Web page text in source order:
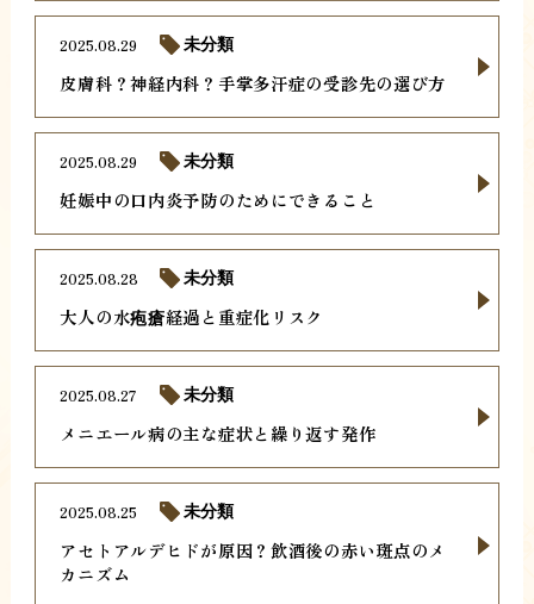
皮膚科？神経内科？手掌多汗症の受診先の選び方
2025.08.29 未分類
妊娠中の口内炎予防のためにできること
2025.08.29 未分類
大人の水疱瘡経過と重症化リスク
2025.08.28 未分類
メニエール病の主な症状と繰り返す発作
2025.08.27 未分類
アセトアルデヒドが原因？飲酒後の赤い斑点のメ
カニズム
2025.08.25 未分類